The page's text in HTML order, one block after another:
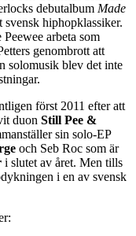
debutalbum Made
hiphopklassiker.
arbeta som
genombrott att
solomusik blev det inte
först 2011 efter att
duon Still Pee &
sin solo-EP
och Seb Roc som är
i slutet av året. Men tills
i en av svensk